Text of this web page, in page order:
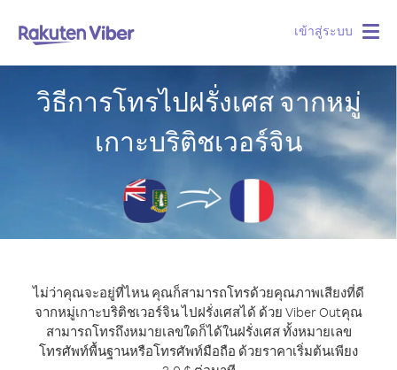
เข้าสู่ระบบ
วิธีการโทรไปฝรั่งเศส จากหมู่
เกาะบริติชเวอร์จิน
ไม่ว่าคุณจะอยู่ที่ไหน คุณก็สามารถโทรด้วยคุณภาพเสียงที่ดี
จากหมู่เกาะบริติชเวอร์จิน ไปฝรั่งเศสได้ ด้วย Viber Outคุณ
สามารถโทรถึงหมายเลขใดก็ได้ในฝรั่งเศส ทั้งหมายเลข
โทรศัพท์พื้นฐานหรือโทรศัพท์มือถือ ด้วยราคาเริ่มต้นเพียง